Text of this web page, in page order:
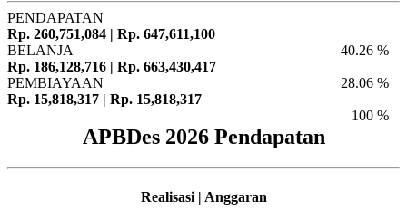
PENDAPATAN
Rp. 260,751,084 | Rp. 647,611,100
40.26 %
BELANJA
Rp. 186,128,716 | Rp. 663,430,417
28.06 %
PEMBIAYAAN
Rp. 15,818,317 | Rp. 15,818,317
100 %
APBDes 2026 Pendapatan
Realisasi | Anggaran